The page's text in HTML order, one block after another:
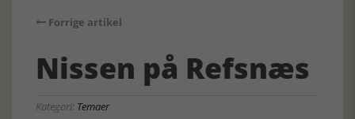
Forrige artikel
Nissen på Refsnæs
Kategori: Temaer